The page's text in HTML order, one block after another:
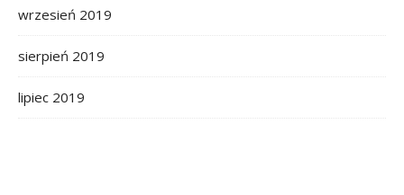
wrzesień 2019
sierpień 2019
lipiec 2019